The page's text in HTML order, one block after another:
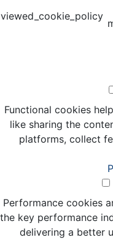
viewed_cookie_policy
Functional cookies
like sharing the
platforms, collect
Performance cookies
the key performance
delivering a better